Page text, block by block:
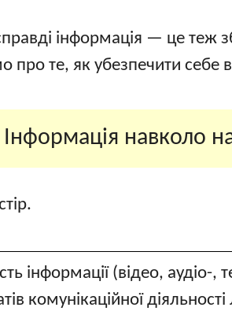
інформація — це теж
про те, як убезпечити себе
Інформація навколо
інформації (відео, аудіо-
комунікаційної